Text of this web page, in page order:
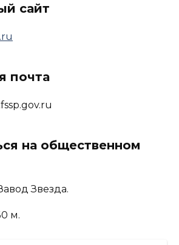
сайт
почта
на общественном
Звезда.
м.